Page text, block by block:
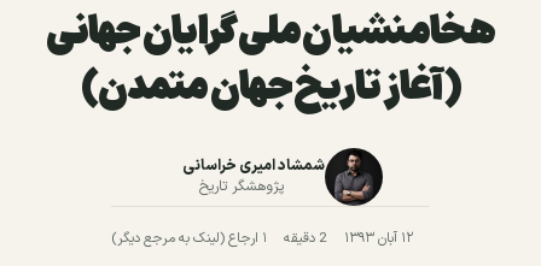
هخامنشیان ملی گرایان جهانی
(آغاز تاریخ جهان متمدن)
شمشاد امیری خراسانی
پژوهشگر تاریخ
۱۲ آبان ۱۳۹۳ 2 دقیقه ۱ ارجاع (لینک به مرجع دیگر)